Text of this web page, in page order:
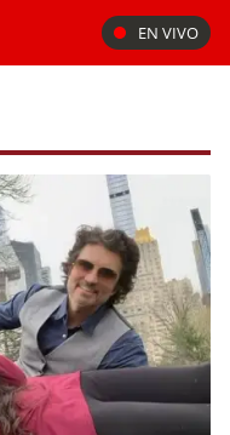
EN VIVO